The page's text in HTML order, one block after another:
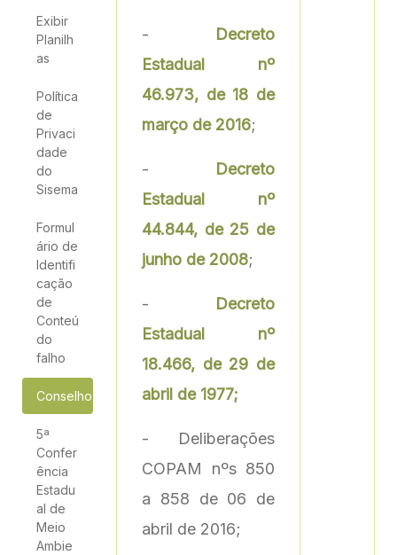
Exibir
Planilh
as
Política
de
Privaci
dade
do
Sisema
Formul
ário de
Identifi
cação
de
Conteú
do
falho
Conselho Estadual de Política Ambiental - Copam
5ª
Confer
ência
Estadu
al de
Meio
Ambie
- Decreto
Estadual nº
46.973, de 18 de
março de 2016;
- Decreto
Estadual nº
44.844, de 25 de
junho de 2008;
- Decreto
Estadual nº
18.466, de 29 de
abril de 1977;
- Deliberações
COPAM nºs 850
a 858 de 06 de
abril de 2016;